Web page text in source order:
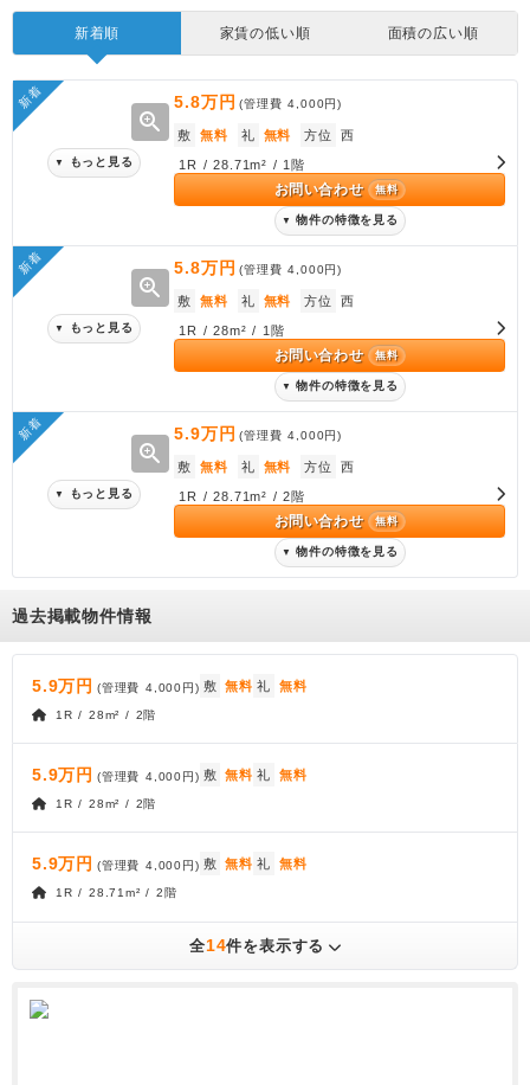
新着順 家賃の低い順 面積の広い順
新着
zoom_in
▼ もっと見る
5.8万円 (管理費4,000円)
敷 無料 礼 無料 方位 西
1R / 28.71m² / 1階
お問い合わせ 無料
▼ 物件の特徴を見る
新着
zoom_in
▼ もっと見る
5.8万円 (管理費4,000円)
敷 無料 礼 無料 方位 西
1R / 28m² / 1階
お問い合わせ 無料
▼ 物件の特徴を見る
新着
zoom_in
▼ もっと見る
5.9万円 (管理費4,000円)
敷 無料 礼 無料 方位 西
1R / 28.71m² / 2階
お問い合わせ 無料
▼ 物件の特徴を見る
過去掲載物件情報
5.9万円 (管理費 4,000円) 敷 無料 礼 無料
1R / 28m² / 2階
5.9万円 (管理費 4,000円) 敷 無料 礼 無料
1R / 28m² / 2階
5.9万円 (管理費 4,000円) 敷 無料 礼 無料
1R / 28.71m² / 2階
全14件を表示する